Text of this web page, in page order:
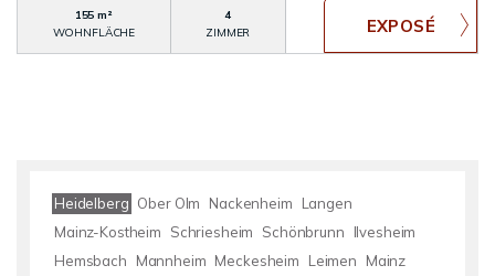
155 m²
WOHNFLÄCHE
4
ZIMMER
Heidelberg Ober Olm Nackenheim
Langen
Mainz-Kostheim
Schriesheim Schönbrunn
Ilvesheim
Hemsbach
Mannheim Meckesheim Leimen
Mainz